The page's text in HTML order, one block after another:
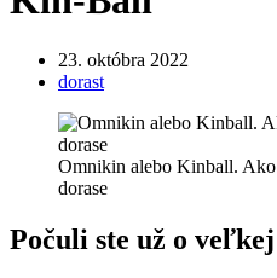
23. októbra 2022
dorast
Omnikin alebo Kinball.
dorase
Počuli ste už o